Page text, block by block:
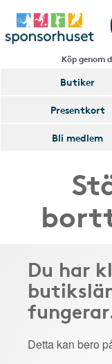
Köp genom
Butiker
Presentkort
Bli medlem
Du har
Detta kan bero